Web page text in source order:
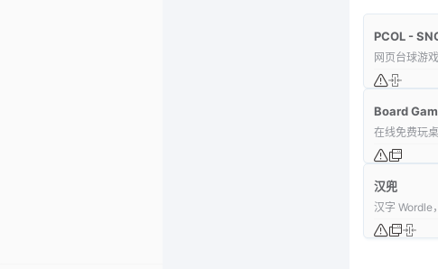
PCOL -
网页台球游
Board
在线免费玩
汉兜
汉字 Wordle